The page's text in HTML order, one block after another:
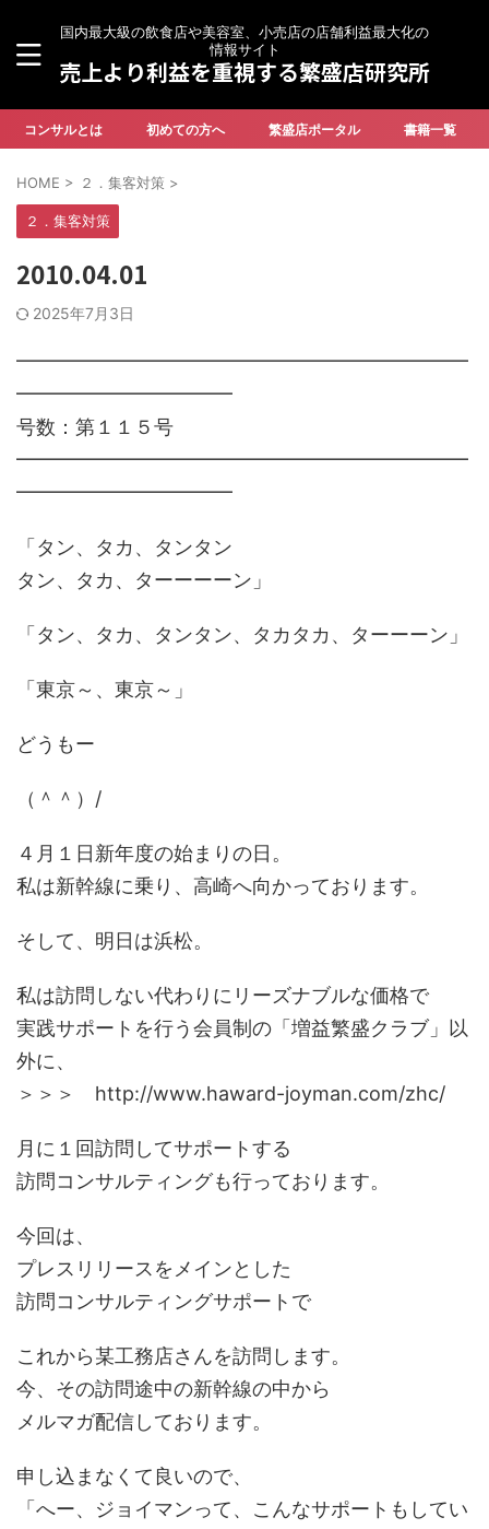
国内最大級の飲食店や美容室、小売店の店舗利益最大化の
情報サイト
売上より利益を重視する繁盛店研究所
コンサルとは 初めての方へ 繁盛店ポータル 書籍一覧
HOME > ２．集客対策 >
２．集客対策
2010.04.01
2025年7月3日
━━━━━━━━━━━━━━━━━━━━━━━
━━━━━━━━━━━
号数：第１１５号
━━━━━━━━━━━━━━━━━━━━━━━
━━━━━━━━━━━
「タン、タカ、タンタン
タン、タカ、ターーーーン」
「タン、タカ、タンタン、タカタカ、ターーーン」
「東京～、東京～」
どうもー
（＾＾）/
４月１日新年度の始まりの日。
私は新幹線に乗り、高崎へ向かっております。
そして、明日は浜松。
私は訪問しない代わりにリーズナブルな価格で
実践サポートを行う会員制の「増益繁盛クラブ」以
外に、
＞＞＞ http://www.haward-joyman.com/zhc/
月に１回訪問してサポートする
訪問コンサルティングも行っております。
今回は、
プレスリリースをメインとした
訪問コンサルティングサポートで
これから某工務店さんを訪問します。
今、その訪問途中の新幹線の中から
メルマガ配信しております。
申し込まなくて良いので、
「へー、ジョイマンって、こんなサポートもしてい